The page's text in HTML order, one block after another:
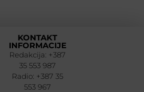
KONTAKT
INFORMACIJE
Redakcija: +387
35 553 987
Radio: +387 35
553 967